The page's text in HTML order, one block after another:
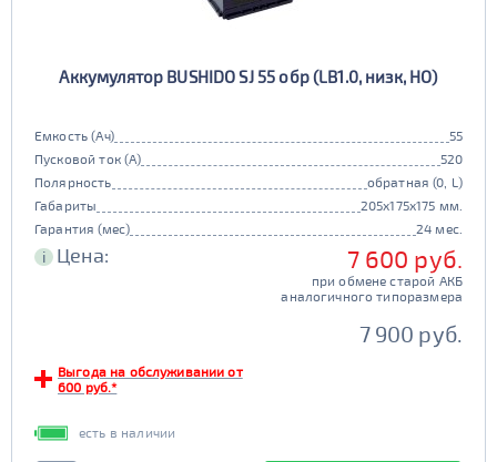
Аккумулятор BUSHIDO SJ 55 обр (LB1.0, низк, HO)
Емкость (Ач)
55
Пусковой ток (А)
520
Полярность
обратная (0, L)
Габариты
205x175x175 мм.
Гарантия (мес)
24 мес.
i Цена: 7 600 руб.
при обмене старой АКБ
аналогичного типоразмера
7 900 руб.
Выгода на обслуживании от
600 руб.*
есть в наличии